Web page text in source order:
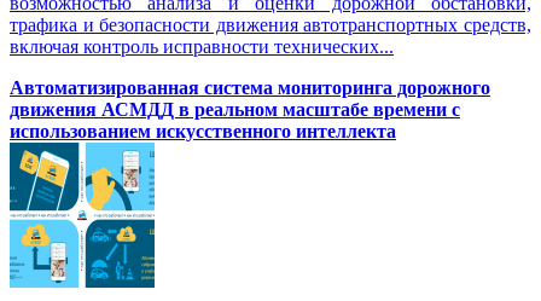
трафика и безопасности движения автотранспортных средств,
включая контроль исправности технических...
Автоматизированная cистема мониторинга дорожного
движения АСМДД в реальном масштабе времени с
использованием искусственного интеллекта